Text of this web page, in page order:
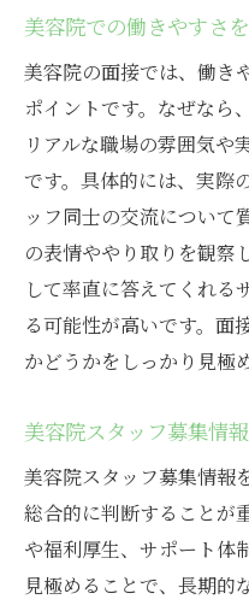
美容院で理想の
訣
未経験から始める
美容院で未経
ント
未経験歓迎の
美容院スタッ
未経験でも挑
美容院で新し
ト
長く働ける美容院
ト
美容院で長期
スタッフ定着
美容院での働きやすさ
美容院の面接では、働き
ポイントです。なぜなら
リアルな職場の雰囲気や
です。具体的には、実際
ッフ同士の交流について
の表情ややり取りを観察
して率直に答えてくれる
る可能性が高いです。面
かどうかをしっかり見極
美容院スタッフ募集情
美容院スタッフ募集情報
総合的に判断することが
や福利厚生、サポート体
見極めることで、長期的